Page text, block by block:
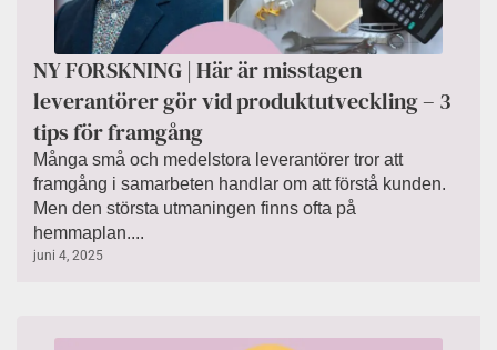
NY FORSKNING | Här är misstagen
leverantörer gör vid produktutveckling – 3
tips för framgång
Många små och medelstora leverantörer tror att
framgång i samarbeten handlar om att förstå kunden.
Men den största utmaningen finns ofta på
hemmaplan....
juni 4, 2025